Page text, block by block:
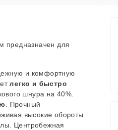
предназначен для
и комфортную
легко и быстро
шнура на 40%.
. Прочный
высокие обороты
Центробежная